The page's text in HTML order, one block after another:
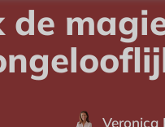
de
Veronica